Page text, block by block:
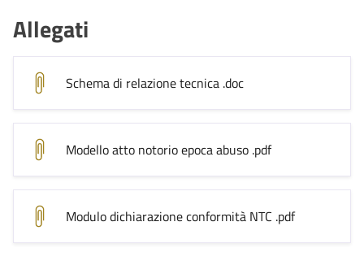
Allegati
Schema di relazione tecnica .doc
Modello atto notorio epoca abuso .pdf
Modulo dichiarazione conformità NTC .pdf